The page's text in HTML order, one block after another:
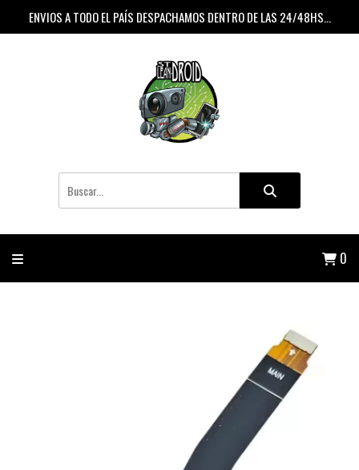
ENVIOS A TODO EL PAÍS DESPACHAMOS DENTRO DE LAS 24/48HS...
0